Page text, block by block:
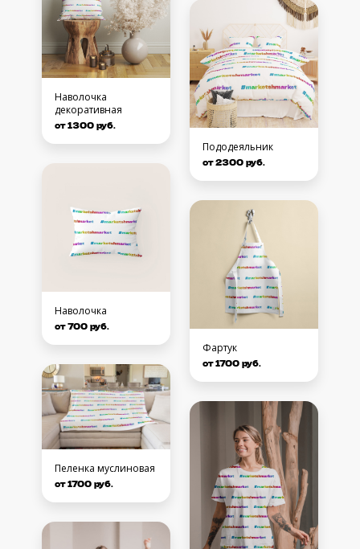
Наволочка
декоративная
от 1300 руб.
Наволочка
от 700 руб.
Пеленка муслиновая
от 1700 руб.
Пододеяльник
от 2300 руб.
Фартук
от 1700 руб.